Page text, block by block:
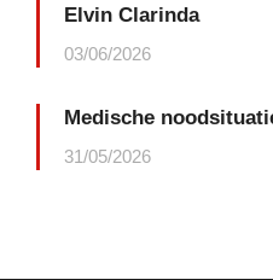
Elvin Clarinda
03/06/2026
Medische
31/05/2026